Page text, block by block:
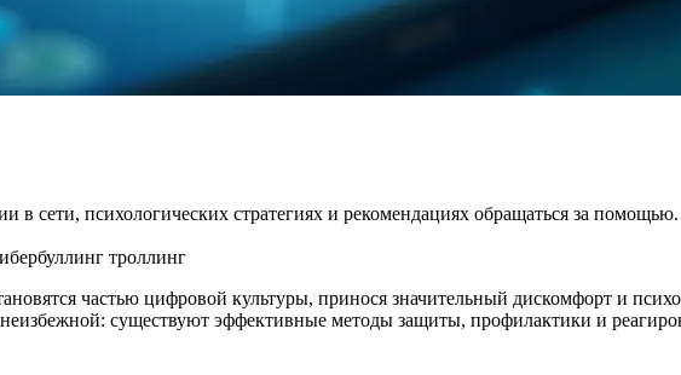
в сети, психологических стратегиях и рекомендациях обращаться за
троллинг
частью цифровой культуры, принося значительный дискомфорт и
существуют эффективные методы защиты, профилактики и